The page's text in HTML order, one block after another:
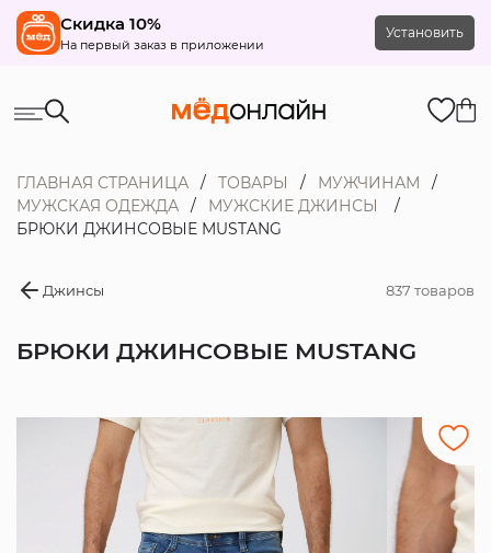
Скидка 10%
На первый заказ в приложении
Установить
ГЛАВНАЯ СТРАНИЦА ТОВАРЫ
МУЖЧИНАМ
МУЖСКАЯ ОДЕЖДА
МУЖСКИЕ ДЖИНСЫ
БРЮКИ ДЖИНСОВЫЕ MUSTANG
Джинсы 837 товаров
БРЮКИ ДЖИНСОВЫЕ MUSTANG